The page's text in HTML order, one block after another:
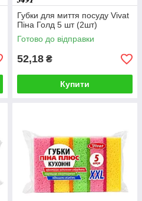
Губки для миття посуду Vivat
Піна Голд 5 шт (2шт)
Готово до відправки
52,18 ₴
Купити